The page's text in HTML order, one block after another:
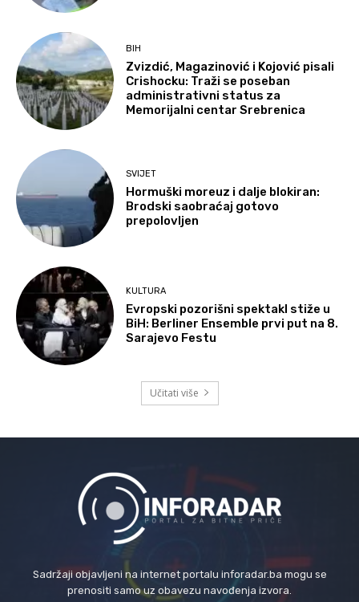
BIH
Zvizdić, Magazinović i Kojović pisali
Crishocku: Traži se poseban
administrativni status za
Memorijalni centar Srebrenica
SVIJET
Hormuški moreuz i dalje blokiran:
Brodski saobraćaj gotovo
prepolovljen
KULTURA
Evropski pozorišni spektakl stiže u
BiH: Berliner Ensemble prvi put na 8.
Sarajevo Festu
Učitati više
Sadržaji objavljeni na internet portalu inforadar.ba mogu se
prenositi samo uz obavezu navođenja izvora.